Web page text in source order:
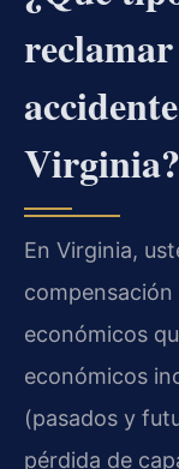
reclamar
Virginia?
En Virginia,
económicos
económicos
(pasados y
pérdida de